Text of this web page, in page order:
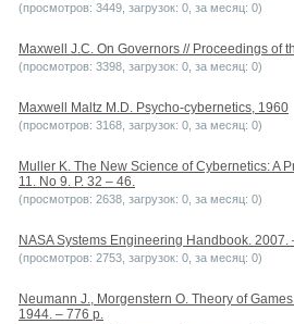
(просмотров: 3449, загрузок: 0, за месяц: 0)
Maxwell J.C. On Governors // Proceedings of
(просмотров: 3398, загрузок: 0, за месяц: 0)
Maxwell Maltz M.D. Psycho-cybernetics, 1960
(просмотров: 3168, загрузок: 0, за месяц: 0)
Muller K. The New Science of Cybernetics: A
11. No 9. P. 32 – 46.
(просмотров: 2638, загрузок: 0, за месяц: 0)
NASA Systems Engineering Handbook. 2007.
(просмотров: 2753, загрузок: 0, за месяц: 0)
Neumann J., Morgenstern O. Theory of
1944. – 776 p.